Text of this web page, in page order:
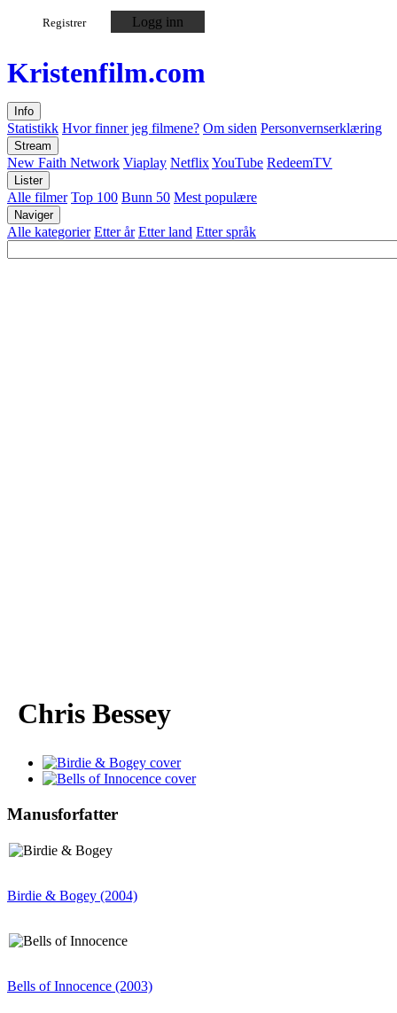
Registrer Logg inn
Kristenfilm.com
Info
Statistikk Hvor finner jeg filmene? Om siden Personvernserklæring
Stream
New Faith Network Viaplay NetflixYouTube RedeemTV
Lister
Alle filmer Top 100 Bunn 50 Mest populære
Naviger
Alle kategorier Etter år Etter land Etter språk
Chris Bessey
Manusforfatter
Birdie & Bogey (2004)
Bells of Innocence (2003)